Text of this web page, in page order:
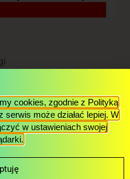
B87304762,
cookies, zgodnie z Polityką
może działać lepiej. W
w ustawieniach swojej